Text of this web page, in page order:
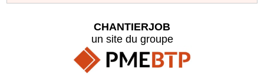
CHANTIERJOB
un site du groupe